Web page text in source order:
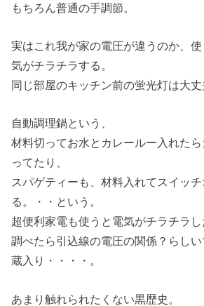
もちろん普通の手調節。
実はこれ我が家の電圧が違うのか、
気がチラチラする。
同じ部屋のキッチン前の蛍光灯は大丈
自動調理鍋という、
材料切ってお水とカレールー入れた
ってたり、
スパゲティーも、材料入れてスイッ
る。・・という。
超便利家電も使うと電気がチラチラし
調べたら引込線の電圧の関係？らし
蔵入り・・・・。
あまり触れられたくない黒歴史。